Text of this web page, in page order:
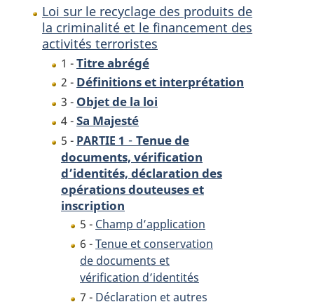
des
activités
terroristes
financement
des
activités
terroristes
financement
des
Loi sur le recyclage des produits de
la criminalité et le financement des
activités terroristes
1 -Titre abrégé
2 - Définitions et interprétation
3 - Objet de la loi
4 -Sa Majesté
5 - PARTIE 1 - Tenue de
documents, vérification
d’identités, déclaration des
opérations douteuses et
inscription
5 - Champ d’application
6 -Tenue et conservation
de documents et
vérification d’identités
7 - Déclaration et autres